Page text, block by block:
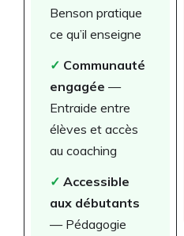
Benson pratique
ce qu’il enseigne
✓ Communauté
engagée —
Entraide entre
élèves et accès
au coaching
✓ Accessible
aux débutants
— Pédagogie